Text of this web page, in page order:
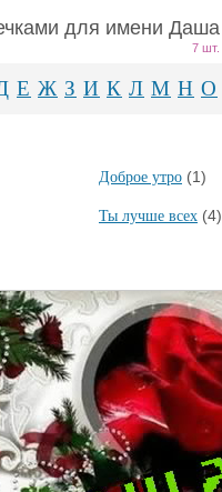
для имени Даша
7 шт.
Е Ж З И К Л М Н О
Доброе утро (1)
Ты лучше всех (4)